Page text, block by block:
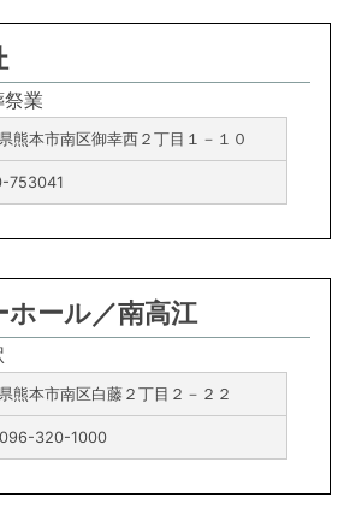
業
熊本市南区御幸西２丁目１－１０
753041
ホール／南高江
熊本市南区白藤２丁目２－２２
320-1000